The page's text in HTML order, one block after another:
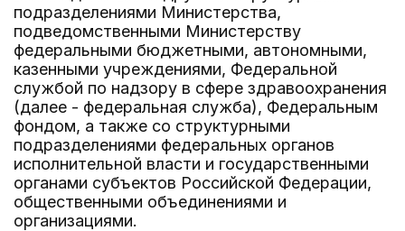
подразделениями Министерства,
подведомственными Министерству
федеральными бюджетными, автономными,
казенными учреждениями, Федеральной
службой по надзору в сфере здравоохранения
(далее - федеральная служба), Федеральным
фондом, а также со структурными
подразделениями федеральных органов
исполнительной власти и государственными
органами субъектов Российской Федерации,
общественными объединениями и
организациями.